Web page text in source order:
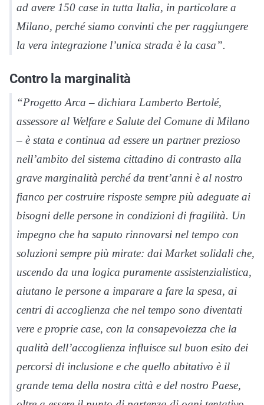
ad avere 150 case in tutta Italia, in particolare a
Milano, perché siamo convinti che per raggiungere
la vera integrazione l’unica strada è la casa”.
Contro la marginalità
“Progetto Arca – dichiara Lamberto Bertolé,
assessore al Welfare e Salute del Comune di Milano
– è stata e continua ad essere un partner prezioso
nell’ambito del sistema cittadino di contrasto alla
grave marginalità perché da trent’anni è al nostro
fianco per costruire risposte sempre più adeguate ai
bisogni delle persone in condizioni di fragilità. Un
impegno che ha saputo rinnovarsi nel tempo con
soluzioni sempre più mirate: dai Market solidali che,
uscendo da una logica puramente assistenzialistica,
aiutano le persone a imparare a fare la spesa, ai
centri di accoglienza che nel tempo sono diventati
vere e proprie case, con la consapevolezza che la
qualità dell’accoglienza influisce sul buon esito dei
percorsi di inclusione e che quello abitativo è il
grande tema della nostra città e del nostro Paese,